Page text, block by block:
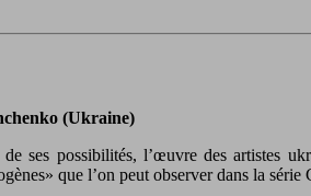
(Ukraine)
ses possibilités, l’œuvre des artistes
que l’on peut observer dans la